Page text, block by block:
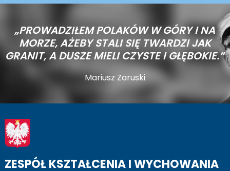
„PROWADZIŁEM POLAKÓW W GÓRY I NA
MORZE,AŻEBY STALI SIĘ TWARDZI JAK
GRANIT, A DUSZE MIELI CZYSTE I GŁĘBOKIE.”
Mariusz Zaruski
ZESPÓŁ KSZTAŁCENIA I WYCHOWANIA